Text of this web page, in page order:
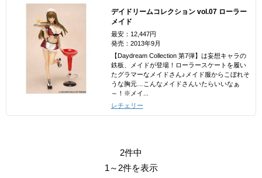
デイドリームコレクション vol.07 ローラー
メイド
最安：12,447円
発売：2013年9月
【Daydream Collection 第7弾】は妄想キャラの
鉄板、メイドが登場！ローラースケートを履い
たグラマーなメイドさん♪メイド服からこぼれそ
うな胸元…こんなメイドさんいたらいいなぁ
～！※メイ...
レチェリー
2件中
1～2件を表示